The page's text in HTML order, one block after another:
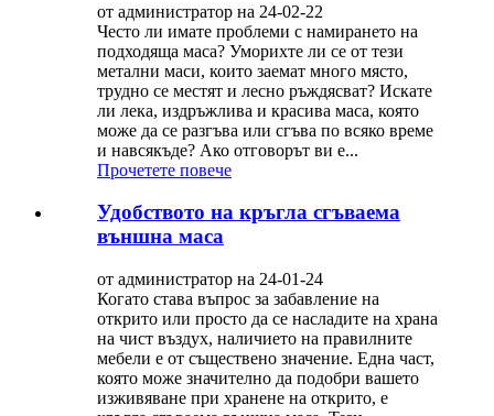
от администратор на 24-02-22
Често ли имате проблеми с намирането на
подходяща маса? Уморихте ли се от тези
метални маси, които заемат много място,
трудно се местят и лесно ръждясват? Искате
ли лека, издръжлива и красива маса, която
може да се разгъва или сгъва по всяко време
и навсякъде? Ако отговорът ви е...
Прочетете повече
Удобството на кръгла сгъваема
външна маса
от администратор на 24-01-24
Когато става въпрос за забавление на
открито или просто да се насладите на храна
на чист въздух, наличието на правилните
мебели е от съществено значение. Една част,
която може значително да подобри вашето
изживяване при хранене на открито, е